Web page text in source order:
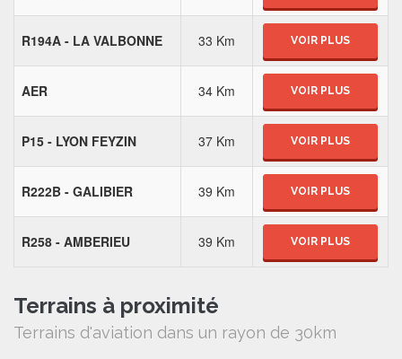
R194A - LA VALBONNE 33 Km VOIR PLUS
AER 34 Km VOIR PLUS
P15 - LYON FEYZIN 37 Km VOIR PLUS
R222B - GALIBIER 39 Km VOIR PLUS
R258 - AMBERIEU 39 Km VOIR PLUS
Terrains à proximité
Terrains d'aviation dans un rayon de 30km